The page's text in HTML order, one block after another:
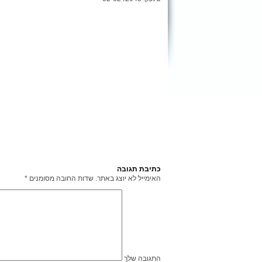
כתיבת תגובה
האימייל לא יוצג באתר. שדות החובה מסומנים*
התגובה שלך